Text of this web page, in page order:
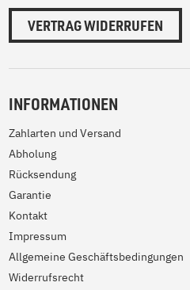
VERTRAG WIDERRUFEN
INFORMATIONEN
Zahlarten und Versand
Abholung
Rücksendung
Garantie
Kontakt
Impressum
Allgemeine Geschäftsbedingungen
Widerrufsrecht